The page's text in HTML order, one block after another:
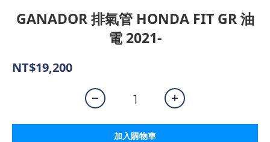
GANADOR 排氣管 HONDA FIT GR 油
電 2021-
NT$19,200
加入購物車